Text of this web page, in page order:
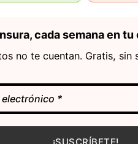
cada semana en tu
no te cuentan. Gratis, sin